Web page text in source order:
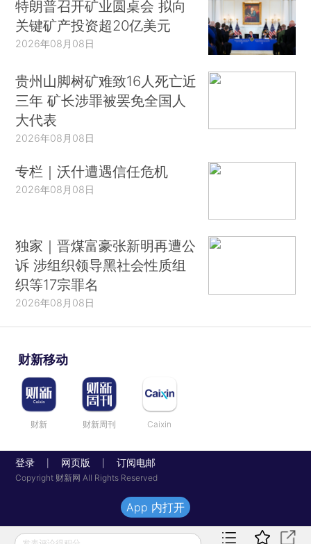
特朗普召开矿业圆桌会 拟向
关键矿产投资超20亿美元
2026年08月08日
贵州山脚树矿难致16人死亡近
三年 矿长涉罪被罢免全国人
大代表
2026年08月08日
专栏｜沃什遭遇信任危机
2026年08月08日
独家｜晋煤富豪张新明再遭公
诉 涉组织领导黑社会性质组
织等17宗罪名
2026年08月08日
财新移动
财新 财新周刊 Caixin
登录 网页版 订阅电邮
Copyright 财新网 All Rights Reserved
App 内打开